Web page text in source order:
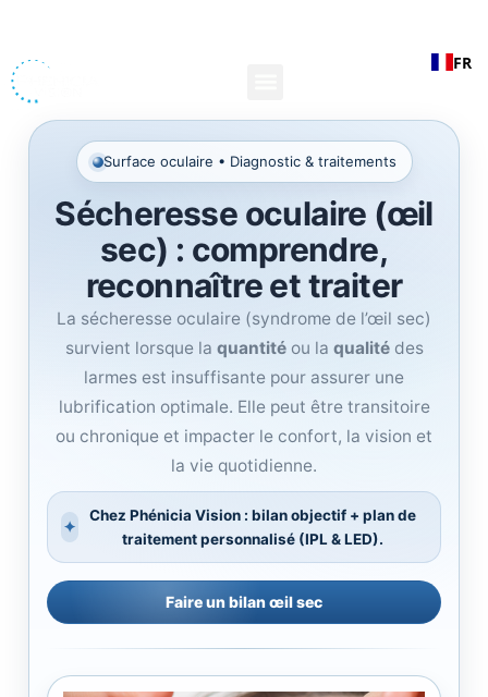
contenu
FR
Surface oculaire • Diagnostic & traitements
Sécheresse oculaire (œil
sec) : comprendre,
reconnaître et traiter
La sécheresse oculaire (syndrome de l’œil sec)
survient lorsque la quantitéou la qualitédes
larmes est insuffisante pour assurer une
lubrification optimale. Elle peut être transitoire
ou chronique et impacter le confort, la vision et
la vie quotidienne.
✦
Chez Phénicia Vision : bilan objectif + plan de
traitement personnalisé (IPL & LED).
Faire un bilan œil sec